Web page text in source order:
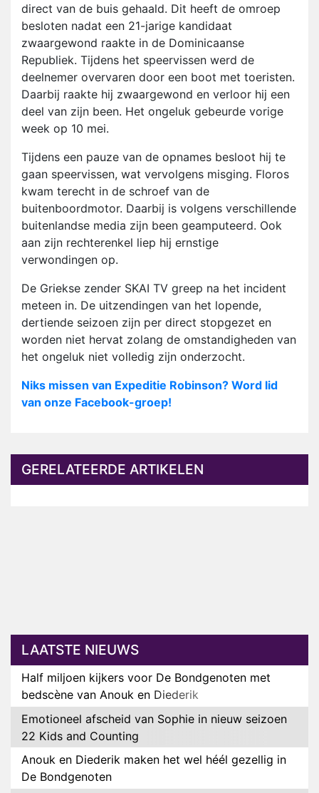
direct van de buis gehaald. Dit heeft de omroep
besloten nadat een 21-jarige kandidaat
zwaargewond raakte in de Dominicaanse
Republiek. Tijdens het speervissen werd de
deelnemer overvaren door een boot met toeristen.
Daarbij raakte hij zwaargewond en verloor hij een
deel van zijn been. Het ongeluk gebeurde vorige
week op 10 mei.
Tijdens een pauze van de opnames besloot hij te
gaan speervissen, wat vervolgens misging. Floros
kwam terecht in de schroef van de
buitenboordmotor. Daarbij is volgens verschillende
buitenlandse media zijn been geamputeerd. Ook
aan zijn rechterenkel liep hij ernstige
verwondingen op.
De Griekse zender SKAI TV greep na het incident
meteen in. De uitzendingen van het lopende,
dertiende seizoen zijn per direct stopgezet en
worden niet hervat zolang de omstandigheden van
het ongeluk niet volledig zijn onderzocht.
Niks missen van Expeditie Robinson? Word lid
van onze Facebook-groep!
GERELATEERDE ARTIKELEN
LAATSTE NIEUWS
Half miljoen kijkers voor De Bondgenoten met
bedscène van Anouk en Diederik
Emotioneel afscheid van Sophie in nieuw seizoen
22 Kids and Counting
Anouk en Diederik maken het wel héél gezellig in
De Bondgenoten